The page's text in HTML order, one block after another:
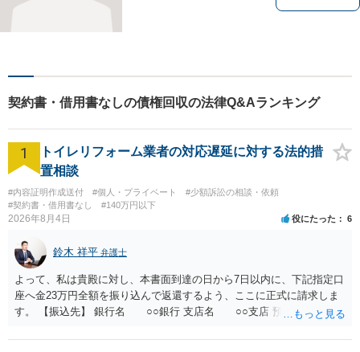
契約書・借用書なしの債権回収の法律Q&Aランキング
1
トイレリフォーム業者の対応遅延に対する法的措
置相談
#内容証明作成送付 #個人・プライベート
#少額訴訟の相談・依頼
#契約書・借用書なし
#140万円以下
2026年8月4日 役にたった 6
鈴木 祥平 弁護士
よって、私は貴殿に対し、本書面到達の日から7日以内に、下記指定口
座へ金23万円全額を振り込んで返還するよう、ここに正式に請求しま
す。 【振込先】 銀行名 ○○銀行 支店名 ○○支店 預金種別 普通
されない場合には、貴殿には任意に返金する意思がないものと判断